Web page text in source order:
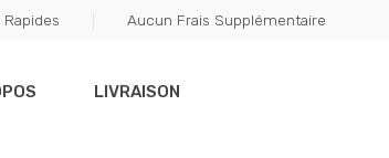
Aucun Frais Supplémentaire
LIVRAISON